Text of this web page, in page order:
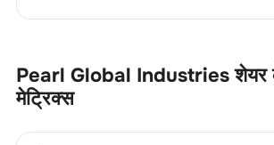
Pearl Global Industries शेयर
मेट्रिक्स